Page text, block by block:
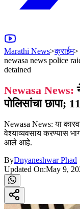
Marathi News>क्राईम>
newasa news police
detained
Newasa News:
पोलिसांचा छापा;
Newasa News: या
वेश्याव्यवसाय करण्यास
आले आहे.
ByDnyaneshwar Phad
Updated On:May 9,